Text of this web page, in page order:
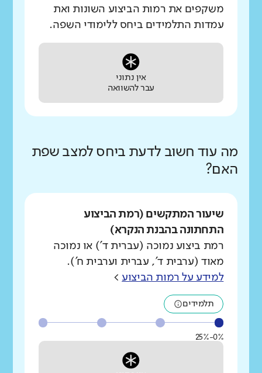
משקפים את רמות הביצוע השונות ואת
עמדות התלמידים ביחס ללימודי השפה.
אין נתוני
עבר להשוואה
מה עוד חשוב לדעת ביחס למצב שפת
האם?
שיעור המתקשים (רמת הביצוע
התחתונה בהבנת הנקרא)
רמת ביצוע נמוכה (עברית ד') או נמוכה
מאוד (ערבית ד', עברית וערבית ח').
למידע על רמות הביצוע >
תלמידים
0%-25%